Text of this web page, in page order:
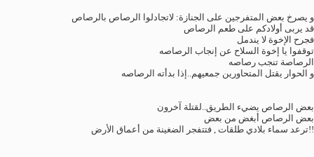
و يصرخ بعض المتفرجين على الجنازة: لاتجادلوا الرصاص بالرصاص
قد يربى أولادكم على طعم الرصاص
فجرح الإخوة لا يندمل
توقفوا يا إخوة السلاح عن إنجاب الرصاصه
الرصاصة تنجب رصاصه
و الحوار يقتل المتحاورين جمعيهم..إذا بدأته الرصاصه
بعض الرصاص يضيء الطريق..لقتلة آخرون
بعض الرصاص أبغض من بعض
!!ترعد سماء بلادي طلقات , فتتفجر الضغينة من أعماق الأرض